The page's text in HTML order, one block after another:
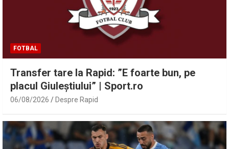
FOTBAL
Transfer tare la Rapid: ”E foarte bun, pe
placul Giuleștiului” | Sport.ro
06/08/2026 Despre Rapid